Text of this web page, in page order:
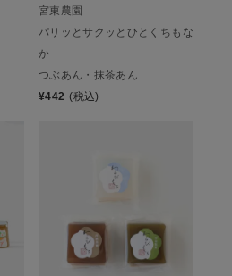
宮東農園
パリッとサクッとひとくちもな
か
つぶあん・抹茶あん
¥442 (税込)